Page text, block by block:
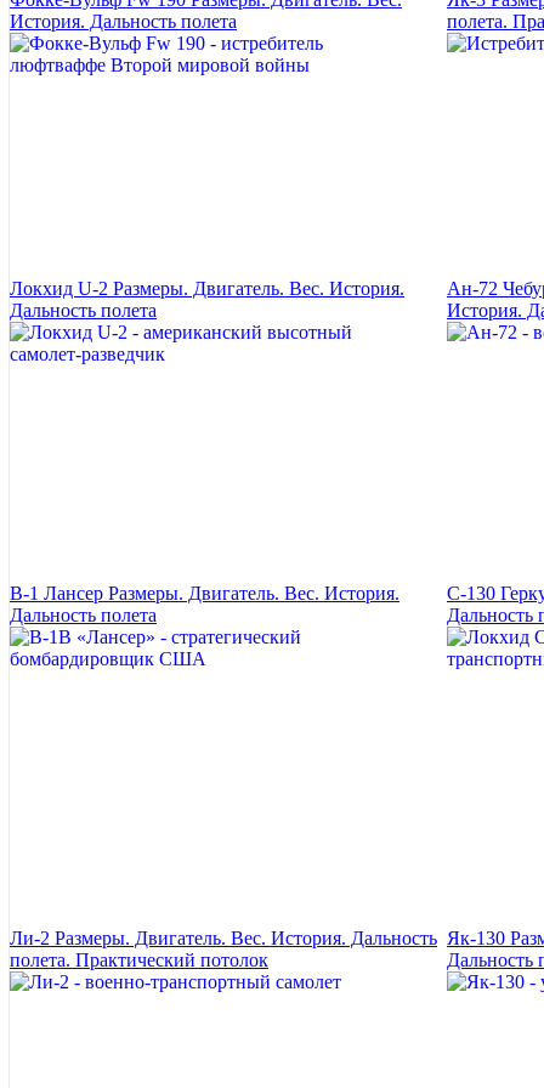
История. Дальность полета
полета.
Локхид U-2 Размеры. Двигатель. Вес. История.
Дальность полета
Ан-72
История.
B-1 Лансер Размеры. Двигатель. Вес. История.
Дальность полета
C-130
Дальность
Ли-2 Размеры. Двигатель. Вес. История. Дальность
полета. Практический потолок
Як-130
Дальность